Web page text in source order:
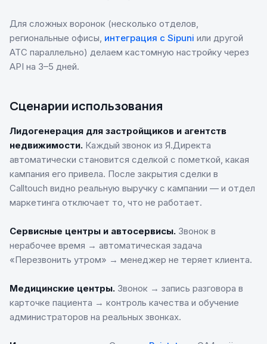
Для сложных воронок (несколько отделов,
региональные офисы, интеграция с Sipuni или другой
АТС параллельно) делаем кастомную настройку через
API на 3–5 дней.
Сценарии использования
Лидогенерация для застройщиков и агентств
недвижимости. Каждый звонок из Я.Директа
автоматически становится сделкой с пометкой, какая
кампания его привела. После закрытия сделки в
Calltouch видно реальную выручку с кампании — и отдел
маркетинга отключает то, что не работает.
Сервисные центры и автосервисы. Звонок в
нерабочее время → автоматическая задача
«Перезвонить утром» → менеджер не теряет клиента.
Медицинские центры. Звонок → запись разговора в
карточке пациента → контроль качества и обучение
администраторов на реальных звонках.